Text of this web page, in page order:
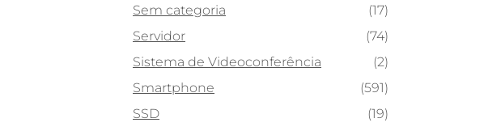
Sem categoria
(17)
Servidor
(74)
Sistema de Videoconferência
(2)
Smartphone
(591)
SSD
(19)